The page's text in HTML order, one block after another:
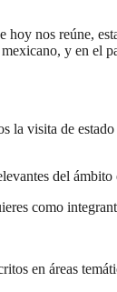
nos reúne,
y en
la visita de
del
como
en áreas